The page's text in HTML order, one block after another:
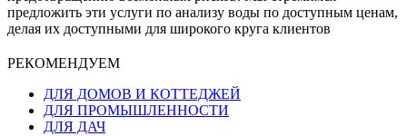
предложить эти услуги по анализу воды по доступным ценам,
делая их доступными для широкого круга клиентов
РЕКОМЕНДУЕМ
ДЛЯ ДОМОВ И КОТТЕДЖЕЙ
ДЛЯ ПРОМЫШЛЕННОСТИ
ДЛЯ ДАЧ